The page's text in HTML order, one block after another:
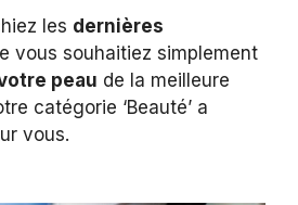
les dernières
vous souhaitiez simplement
peau de la meilleure
catégorie ‘Beauté’ a
vous.